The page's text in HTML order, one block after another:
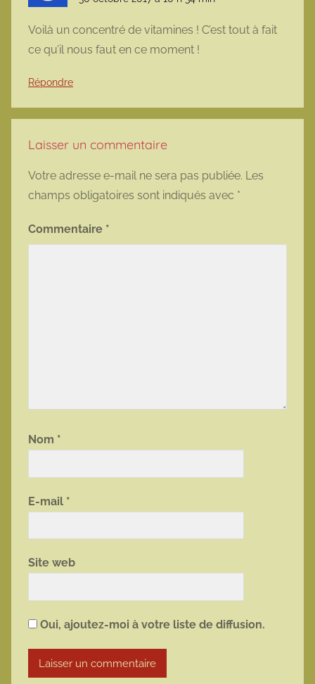
Voilà un concentré de vitamines ! C’est tout à fait
ce qu’il nous faut en ce moment !
Répondre
Laisser un commentaire
Votre adresse e-mail ne sera pas publiée. Les
champs obligatoires sont indiqués avec *
Commentaire *
Nom *
E-mail *
Site web
Oui, ajoutez-moi à votre liste de diffusion.